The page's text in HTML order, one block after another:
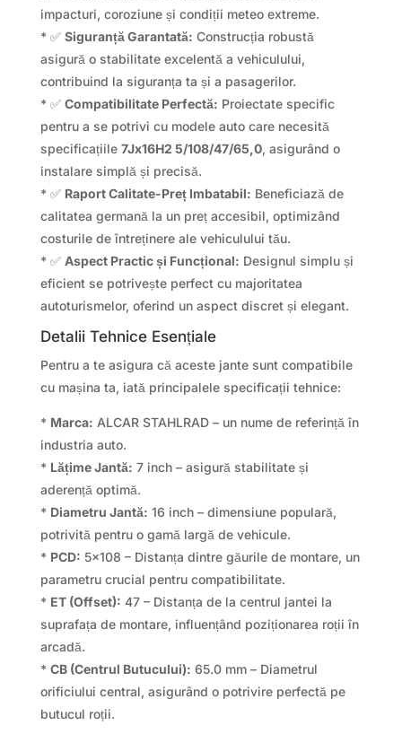
impacturi, coroziune și condiții meteo extreme.
* ✅ Siguranță Garantată: Construcția robustă
asigură o stabilitate excelentă a vehiculului,
contribuind la siguranța ta și a pasagerilor.
* ✅ Compatibilitate Perfectă: Proiectate specific
pentru a se potrivi cu modele auto care necesită
specificațiile 7Jx16H2 5/108/47/65,0, asigurând o
instalare simplă și precisă.
* ✅ Raport Calitate-Preț Imbatabil: Beneficiază de
calitatea germană la un preț accesibil, optimizând
costurile de întreținere ale vehiculului tău.
* ✅ Aspect Practic și Funcțional: Designul simplu și
eficient se potrivește perfect cu majoritatea
autoturismelor, oferind un aspect discret și elegant.
Detalii Tehnice Esențiale
Pentru a te asigura că aceste jante sunt compatibile
cu mașina ta, iată principalele specificații tehnice:
* Marca: ALCAR STAHLRAD – un nume de referință în
industria auto.
* Lățime Jantă: 7 inch – asigură stabilitate și
aderență optimă.
* Diametru Jantă: 16 inch – dimensiune populară,
potrivită pentru o gamă largă de vehicule.
* PCD: 5×108 – Distanța dintre găurile de montare, un
parametru crucial pentru compatibilitate.
* ET (Offset): 47 – Distanța de la centrul jantei la
suprafața de montare, influențând poziționarea roții în
arcadă.
* CB (Centrul Butucului): 65.0 mm – Diametrul
orificiului central, asigurând o potrivire perfectă pe
butucul roții.